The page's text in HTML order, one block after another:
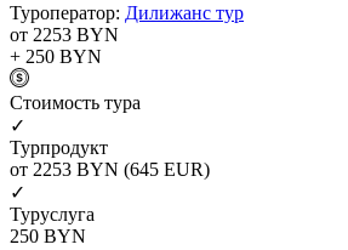
Туроператор: Дилижанс тур
от 2253 BYN
+ 250 BYN
Cтоимость тура
✓
Турпродукт
от 2253 BYN (645 EUR)
✓
Туруслуга
250 BYN